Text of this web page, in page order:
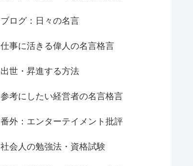
ブログ：日々の名言
仕事に活きる偉人の名言格言
出世・昇進する方法
参考にしたい経営者の名言格言
番外：エンターテイメント批評
社会人の勉強法・資格試験